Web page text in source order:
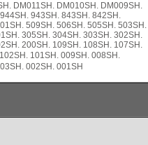
DM011SH. DM010SH. DM009SH.
943SH. 843SH. 842SH.
509SH. 506SH. 505SH. 503SH.
305SH. 304SH. 303SH. 302SH.
200SH. 109SH. 108SH. 107SH.
101SH. 009SH. 008SH.
002SH. 001SH